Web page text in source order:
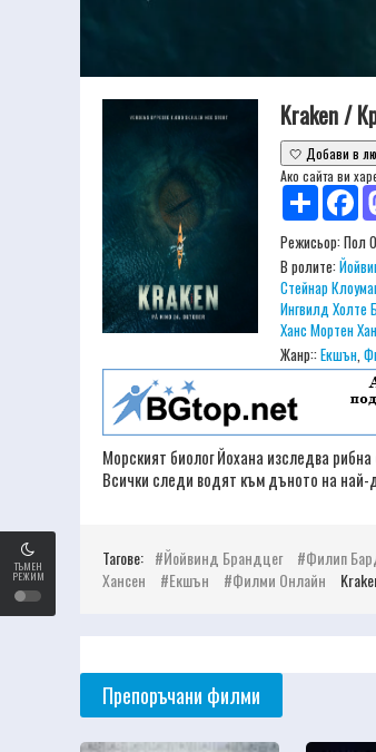
ТЪМЕН
РЕЖИМ
Kraken /
🤍 Добави в
Ако сайта ви
Share
Режисьор:Пол
В ролите:
Стейнар
Ингвилд Холте
Ханс Мортен
Жанр::Екшън,
Морският биолог Йохана изследва
Всички следи водят към дъното на най-
Тагове: Йойвинд Брандцег Филип
Хансен
Екшън Филми Онлайн
Препоръчани филми